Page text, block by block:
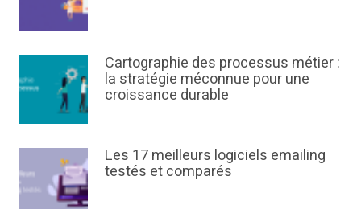
Cartographie des processus métier :
la stratégie méconnue pour une
croissance durable
Les 17 meilleurs logiciels emailing
testés et comparés